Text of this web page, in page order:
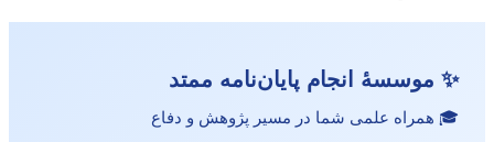
✨ موسسهٔ انجام پایان‌نامه ممتد
🎓 همراه علمی شما در مسیر پژوهش و دفاع